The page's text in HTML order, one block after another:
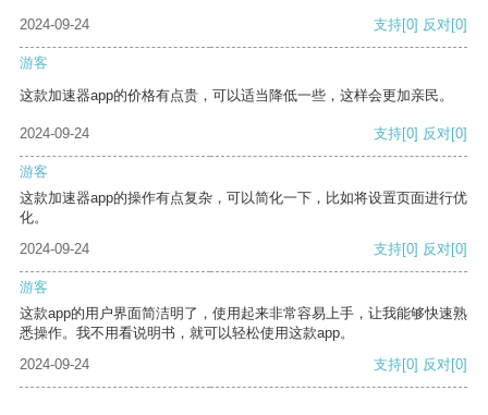
2024-09-24 支持[0] 反对[0]
游客
这款加速器app的价格有点贵，可以适当降低一些，这样会更加亲民。
2024-09-24 支持[0] 反对[0]
游客
这款加速器app的操作有点复杂，可以简化一下，比如将设置页面进行优
化。
2024-09-24
支持[0] 反对[0]
游客
这款app的用户界面简洁明了，使用起来非常容易上手，让我能够快速熟
悉操作。我不用看说明书，就可以轻松使用这款app。
2024-09-24
支持[0] 反对[0]